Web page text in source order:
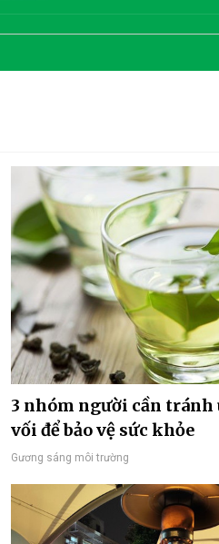
Dự báo thời tiết ngày
3 nhóm người cần tránh
vối để bảo vệ sức khỏe
Gương sáng môi trường